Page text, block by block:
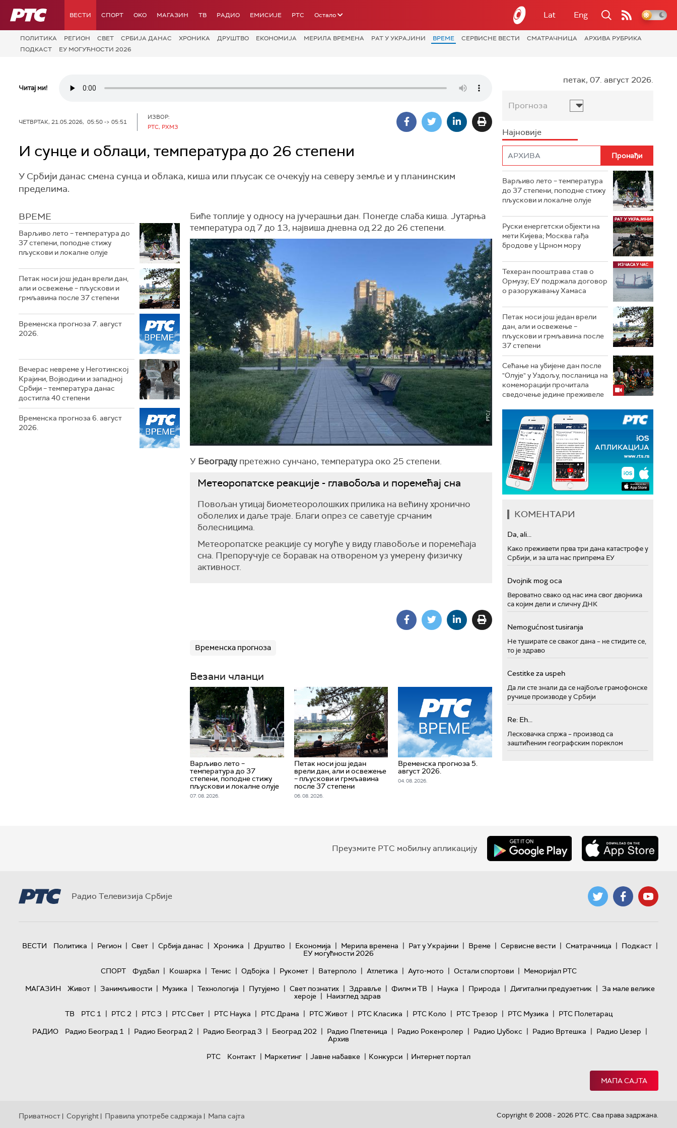
РТС ВЕСТИ СПОРТ OKO МАГАЗИН ТВ РАДИО ЕМИСИЈЕ РТС Остало Lat Eng
ПОЛИТИКА РЕГИОН СВЕТ СРБИЈА ДАНАС ХРОНИКА ДРУШТВО ЕКОНОМИЈА МЕРИЛА ВРЕМЕНА РАТ У УКРАЈИНИ ВРЕМЕ СЕРВИСНЕ ВЕСТИ СМАТРАЧНИЦА
АРХИВА РУБРИКА
ПОДКАСТ
ЕУ МОГУЋНОСТИ 2026
Читај ми!
ЧЕТВРТАК, 21.05.2026, 05:50 -> 05:51
ИЗВОР:
РТС, РХМЗ
И сунце и облаци, температура до 26 степени
У Србији данас смена сунца и облака, киша или пљусак се очекују на северу земље и у планинским
пределима.
ВРЕМЕ
Варљиво лето – температура до
37 степени, поподне стижу
пљускови и локалне олује
Петак носи још један врели дан,
али и освежење – пљускови и
грмљавина после 37 степени
Временска прогноза 7. август
2026.
Вечерас невреме у Неготинској
Крајини, Војводини и западној
Србији – температура данас
достигла 40 степени
Временска прогноза 6. август
2026.
Биће топлије у односу на јучерашњи дан. Понегде слаба киша. Јутарња
температура од 7 до 13, највиша дневна од 22 до 26 степени.
У Београдупретежно сунчано, температура око 25 степени.
Метеоропатске реакције - главобоља и поремећај сна
Повољан утицај биометеоролошких прилика на већину хронично
оболелих и даље траје. Благи опрез се саветује срчаним
болесницима.
Метеоропатске реакције су могуће у виду главобоље и поремећаја
сна. Препоручује се боравак на отвореном уз умерену физичку
активност.
Временска прогноза
Везани чланци
Варљиво лето –
температура до 37
степени, поподне стижу
пљускови и локалне олује
07. 08. 2026.
Петак носи још један
врели дан, али и освежење
– пљускови и грмљавина
после 37 степени
06. 08. 2026.
Временска прогноза 5.
август 2026.
04. 08. 2026.
петак, 07. август 2026.
Прогноза
Најновије
Варљиво лето – температура
до 37 степени, поподне стижу
пљускови и локалне олује
Руски енергетски објекти на
мети Кијева; Москва гађа
бродове у Црном мору
Техеран пооштрава став о
Ормузу; ЕУ подржала договор
о разоружавању Хамаса
Петак носи још један врели
дан, али и освежење –
пљускови и грмљавина после
37 степени
Сећање на убијене дан после
"Олује" у Уздољу, посланица на
комеморацији прочитала
сведочење једине преживеле
КОМЕНТАРИ
Da, ali...
Како преживети прва три дана катастрофе у
Србији, и за шта нас припрема ЕУ
Dvojnik mog oca
Вероватно свако од нас има свог двојника
са којим дели и сличну ДНК
Nemogućnost tusiranja
Не туширате се сваког дана – не стидите се,
то је здраво
Cestitke za uspeh
Да ли сте знали да се најбоље грамофонске
ручице производе у Србији
Re: Eh...
Лесковачка спржа – производ са
заштићеним географским пореклом
Преузмите РТС мобилну апликацију
Радио Телевизија Србије
ВЕСТИ Политика | Регион | Свет | Србија данас | Хроника | Друштво | Економија | Мерила времена | Рат у Украјини | Време | Сервисне вести | Сматрачница | Подкаст |
ЕУ могућности 2026
СПОРТ
Фудбал | Кошарка | Тенис | Одбојка | Рукомет | Ватерполо | Атлетика | Ауто-мото | Остали спортови | Меморијал РТС
МАГАЗИН
Живот | Занимљивости | Музика | Технологијa | Путујемо | Свет познатих | Здравље | Филм и ТВ | Наука | Природа | Дигитални предузетник | За мале велике
хероје | Наизглед здрав
ТВ
РТС 1 | РТС 2 | РТС 3 | РТС Свет | РТС Наука | РТС Драма | РТС Живот | РТС Класика | РТС Коло | РТС Трезор | РТС Музика | РТС Полетарац
РАДИО
Радио Београд 1 | Радио Београд 2 | Радио Београд 3 | Београд 202 | Радио Плетеница | Радио Рокенролер | Радио Џубокс | Радио Вртешка | Радио Џезер |
Архив
РТС
Контакт | Маркетинг | Јавне набавке | Конкурси | Интернет портал
МАПА САЈТА
Приватност | Copyright | Правила употребе садржаја | Мапа сајта Copyright © 2008 - 2026 РТС. Сва права задржана.